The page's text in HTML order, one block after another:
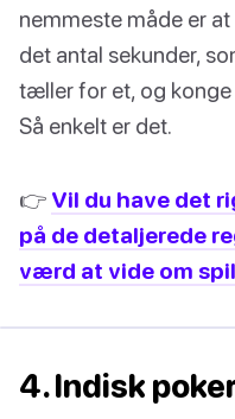
nemmeste måde er
det antal sekunder,
tæller for et, og konge
Så enkelt er det.
👉 Vil du have det
på de detaljerede
værd at vide om
4. Indisk